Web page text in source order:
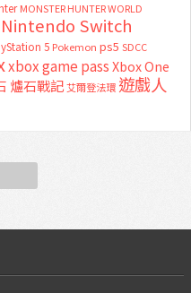
MONSTER HUNTER WORLD
Nintendo Switch
5 Pokemon ps5 SDCC
xbox game passXbox One
爐石戰記艾爾登法環 遊戲人